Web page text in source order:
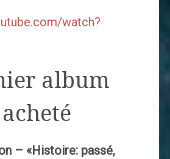
watch?
album
– «Histoire: passé,